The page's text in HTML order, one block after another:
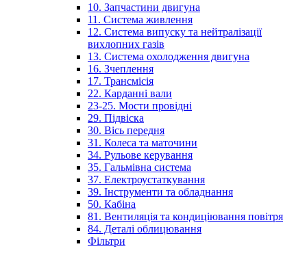
10. Запчастини двигуна
11. Система живлення
12. Система випуску та нейтралізації
вихлопних газів
13. Система охолодження двигуна
16. Зчеплення
17. Трансмісія
22. Карданні вали
23-25. Мости провідні
29. Підвіска
30. Вісь передня
31. Колеса та маточини
34. Рульове керування
35. Гальмівна система
37. Електроустаткування
39. Інструменти та обладнання
50. Кабіна
81. Вентиляція та кондиціювання повітря
84. Деталі облицювання
Фільтри